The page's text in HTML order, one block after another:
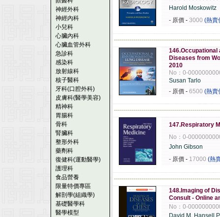
神經外科
神經內科
小兒科
心臟內科
心臟血管外科
急診科
感染科
放射線科
核子醫科
牙科(口腔外科)
皮膚科(醫學美容)
精神科
胃腸科
骨科
腎臟科
整形外科
藥劑科
復健科(運動醫學)
護理科
食品營養
限量特價專區
解剖學(組織學)
基礎醫學科
醫學模型
Harold Moskowitz
- 原價 - 3000 (熱賣
146.Occupational
Diseases from
2010
No：0-
Susan Tarlo
- 原價 - 6500 (熱賣
147.Respiratory
No：0-
John Gibson
- 原價 - 17000 (熱
148.Imaging of
Consult - Online
No：0-
David M.